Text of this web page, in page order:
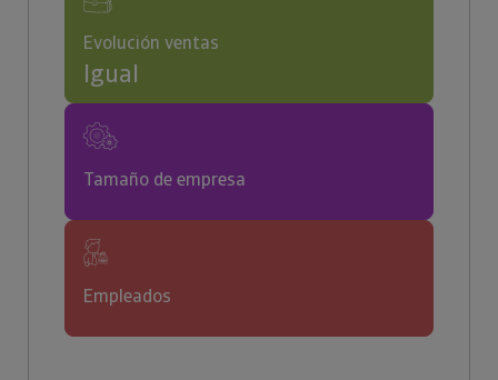
Evolución ventas
Igual
Tamaño de empresa
Empleados